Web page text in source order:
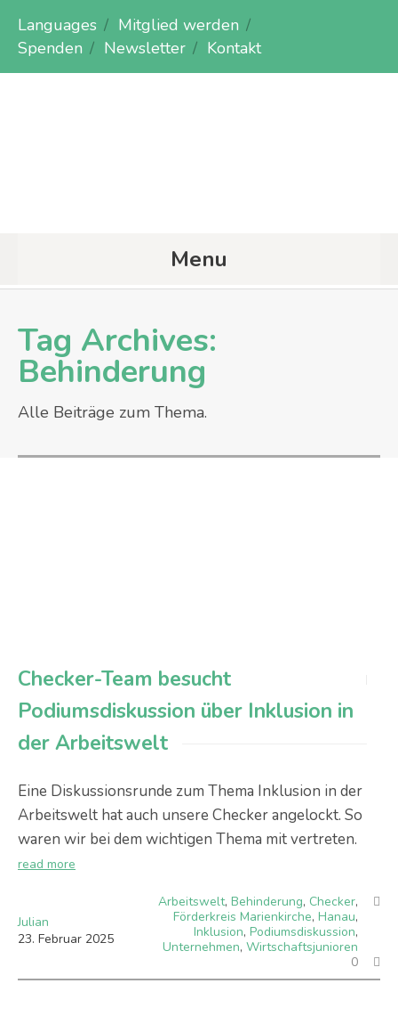
Languages
Mitglied werden
Spenden
Newsletter Kontakt
Menu
Tag Archives:
Behinderung
Alle Beiträge zum Thema.
Checker-Team besucht
Podiumsdiskussion über Inklusion in
der Arbeitswelt
Eine Diskussionsrunde zum Thema Inklusion in der
Arbeitswelt hat auch unsere Checker angelockt. So
waren wir bei dem wichtigen Thema mit vertreten.
read more
Julian
23. Februar 2025
Arbeitswelt, Behinderung, Checker,
Förderkreis Marienkirche, Hanau,
Inklusion, Podiumsdiskussion,
Unternehmen, Wirtschaftsjunioren
0